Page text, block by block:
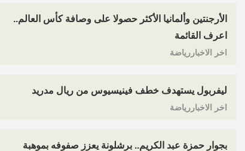
الأرجنتين وألمانيا الأكثر حصولا على وصافة كأس العالم..
اعرف القائمة
اخر الاخباررياضة
ليفربول يستهدف خطف فينيسيوس من ريال مدريد
اخر الاخباررياضة
بجوار حمزة عبد الكريم.. برشلونة يعزز صفوفه بموهبة